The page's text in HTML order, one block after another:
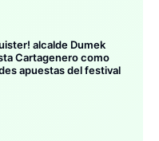
alcalde Dumek
Cartagenero como
apuestas del festival